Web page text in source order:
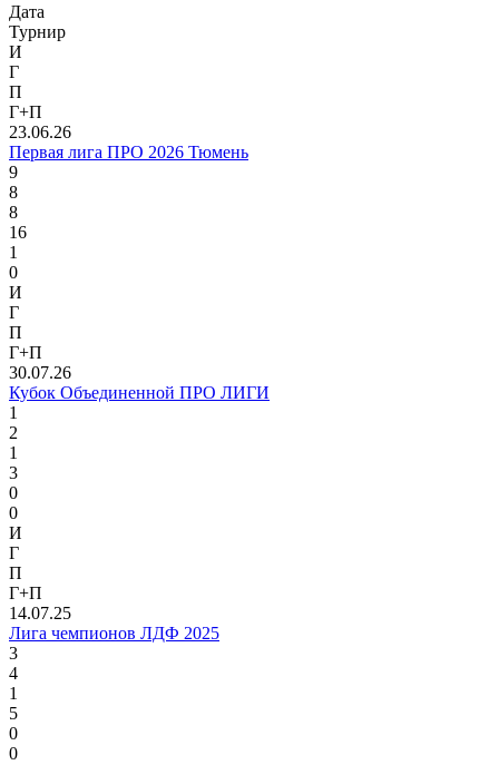
Дата
Турнир
И
Г
П
Г+П
23.06.26
Первая лига ПРО 2026 Тюмень
9
8
8
16
1
0
И
Г
П
Г+П
30.07.26
Кубок Объединенной ПРО ЛИГИ
1
2
1
3
0
0
И
Г
П
Г+П
14.07.25
Лига чемпионов ЛДФ 2025
3
4
1
5
0
0